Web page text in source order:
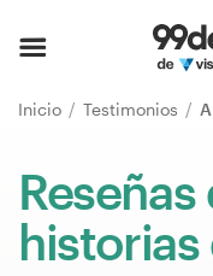
Inicio Testimonios
Explorar
Encontrar un